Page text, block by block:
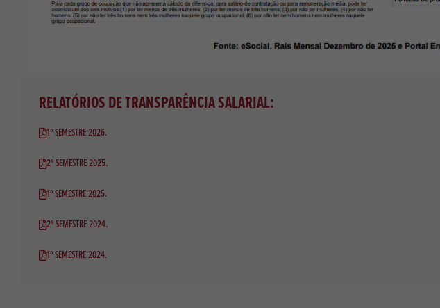
RELATÓRIOS DE TRANSPARÊNCIA SALARIAL:
1º SEMESTRE 2026.
2º SEMESTRE 2025.
1º SEMESTRE 2025.
2º SEMESTRE 2024.
1º SEMESTRE 2024.